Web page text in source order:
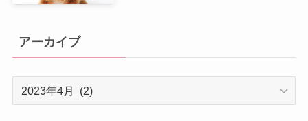
アーカイブ